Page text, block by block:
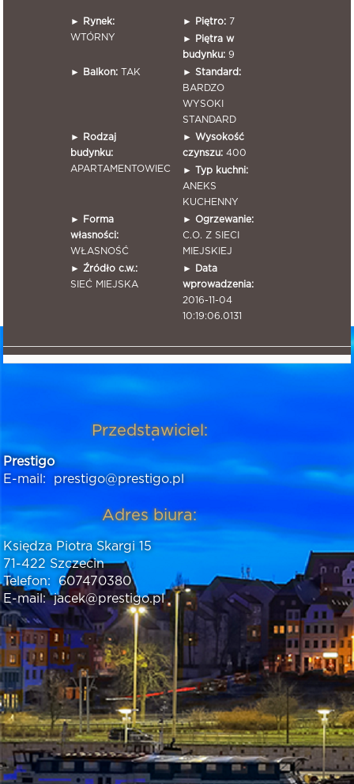
►
Rynek:
WTÓRNY
► Piętro: 7
►
Piętra w
budynku: 9
►
Balkon: TAK ► Standard:
BARDZO
WYSOKI
STANDARD
►
Rodzaj
budynku:
APARTAMENTOWIEC
► Wysokość
czynszu: 400
► Typ kuchni:
ANEKS
KUCHENNY
►
Forma
własności:
WŁASNOŚĆ
► Ogrzewanie:
C.O. Z SIECI
MIEJSKIEJ
► Źródło c.w.:
SIEĆ MIEJSKA
►
Data
wprowadzenia:
2016-11-04
10:19:06.0131
Przedstawiciel:
Prestigo
E-mail:
prestigo@prestigo.pl
Adres biura:
Księdza Piotra Skargi 15
71-422 Szczecin
Telefon:
607470380
E-mail: jacek@prestigo.pl